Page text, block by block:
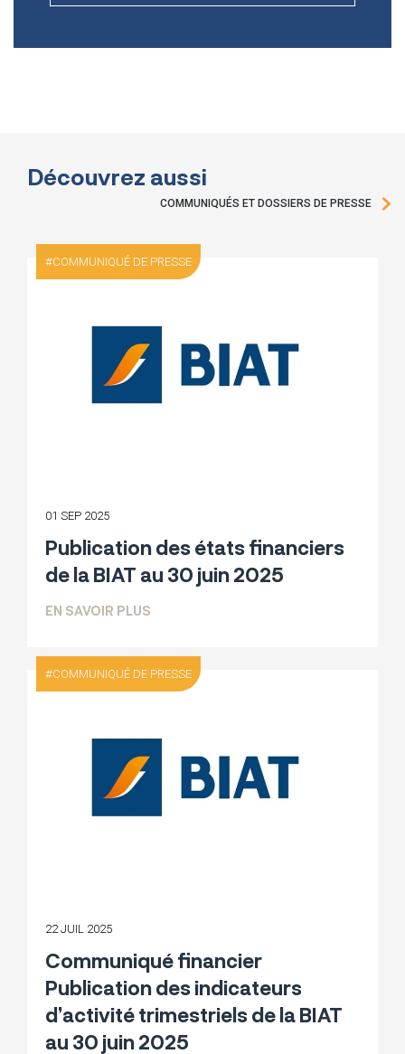
Découvrez aussi
COMMUNIQUÉS ET DOSSIERS DE PRESSE
COMMUNIQUÉ DE PRESSE
01 SEP 2025
Publication des états financiers
de la BIAT au 30 juin 2025
EN SAVOIR PLUS
COMMUNIQUÉ DE PRESSE
22 JUIL 2025
Communiqué financier
Publication des indicateurs
d’activité trimestriels de la BIAT
au 30 juin 2025